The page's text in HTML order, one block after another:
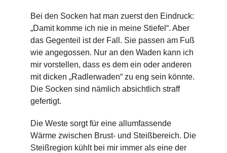
Bei den Socken hat man zuerst den Eindruck:
„Damit komme ich nie in meine Stiefel“. Aber
das Gegenteil ist der Fall. Sie passen am Fuß
wie angegossen. Nur an den Waden kann ich
mir vorstellen, dass es dem ein oder anderen
mit dicken „Radlerwaden“ zu eng sein könnte.
Die Socken sind nämlich absichtlich straff
gefertigt.
Die Weste sorgt für eine allumfassende
Wärme zwischen Brust- und Steißbereich. Die
Steißregion kühlt bei mir immer als eine der